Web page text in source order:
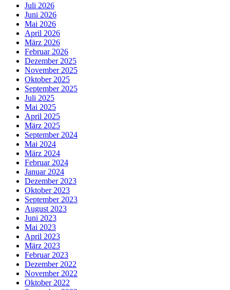
Juli 2026
Juni 2026
Mai 2026
April 2026
März 2026
Februar 2026
Dezember 2025
November 2025
Oktober 2025
September 2025
Juli 2025
Mai 2025
April 2025
März 2025
September 2024
Mai 2024
März 2024
Februar 2024
Januar 2024
Dezember 2023
Oktober 2023
September 2023
August 2023
Juni 2023
Mai 2023
April 2023
März 2023
Februar 2023
Dezember 2022
November 2022
Oktober 2022